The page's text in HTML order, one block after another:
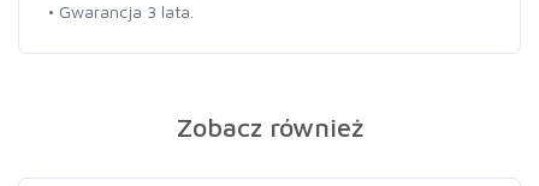
• Gwarancja 3 lata.
Zobacz również